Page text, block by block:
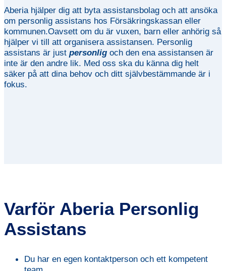
Aberia hjälper dig att byta assistansbolag och att ansöka
om personlig assistans hos Försäkringskassan eller
kommunen.Oavsett om du är vuxen, barn eller anhörig så
hjälper vi till att organisera assistansen. Personlig
assistans är just personlig och den ena assistansen är
inte är den andre lik. Med oss ska du känna dig helt
säker på att dina behov och ditt självbestämmande är i
fokus.
Varför Aberia Personlig
Assistans
Du har en egen kontaktperson och ett kompetent